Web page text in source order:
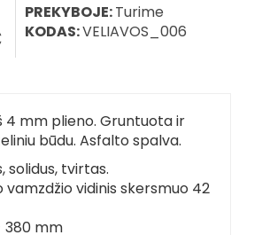
PREKYBOJE:Turime
KODAS:VELIAVOS_006
4 mm plieno. Gruntuota ir
būdu. Asfalto spalva.
solidus, tvirtas.
vamzdžio vidinis skersmuo 42
380 mm